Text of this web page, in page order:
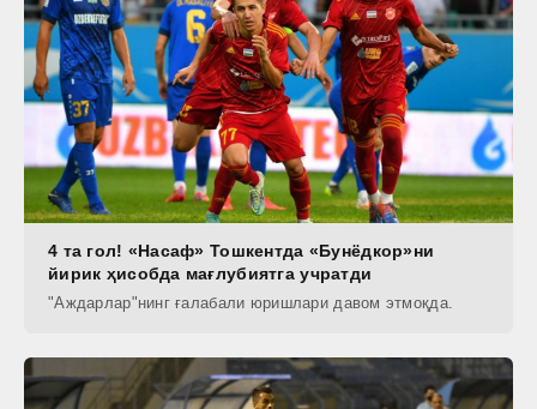
4 та гол! «Насаф» Тошкентда «Бунёдкор»ни
йирик ҳисобда мағлубиятга учратди
"Аждарлар"нинг ғалабали юришлари давом этмоқда.